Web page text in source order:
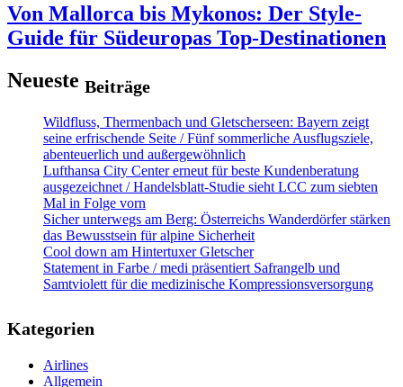
Von Mallorca bis Mykonos: Der Style-
Guide für Südeuropas Top-Destinationen
Neueste Beiträge
Wildfluss, Thermenbach und Gletscherseen: Bayern zeigt
seine erfrischende Seite / Fünf sommerliche Ausflugsziele,
abenteuerlich und außergewöhnlich
Lufthansa City Center erneut für beste Kundenberatung
ausgezeichnet / Handelsblatt-Studie sieht LCC zum siebten
Mal in Folge vorn
Sicher unterwegs am Berg: Österreichs Wanderdörfer stärken
das Bewusstsein für alpine Sicherheit
Cool down am Hintertuxer Gletscher
Statement in Farbe / medi präsentiert Safrangelb und
Samtviolett für die medizinische Kompressionsversorgung
Kategorien
Airlines
Allgemein